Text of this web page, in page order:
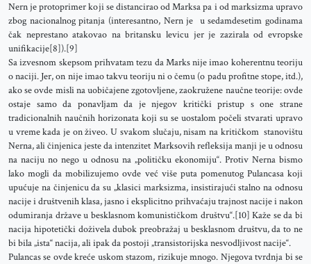
Nern je protoprimer koji se distancirao od Marksa pa i od marksizma upravo
zbog nacionalnog pitanja (interesantno, Nern je u sedamdesetim godinama
čak neprestano atakovao na britansku levicu jer je zazirala od evropske
unifikacije[8]).[9]
Sa izvesnom skepsom prihvatam tezu da Marks nije imao koherentnu teoriju
o naciji. Jer, on nije imao takvu teoriju ni o čemu (o padu profitne stope, itd.),
ako se ovde misli na uobičajene zgotovljene, zaokružene naučne teorije: ovde
ostaje samo da ponavljam da je njegov kritički pristup s one strane
tradicionalnih naučnih horizonata koji su se uostalom počeli stvarati upravo
u vreme kada je on živeo. U svakom slučaju, nisam na kritičkom stanovištu
Nerna, ali činjenica jeste da intenzitet Marksovih refleksija manji je u odnosu
na naciju no nego u odnosu na „političku ekonomiju“. Protiv Nerna bismo
lako mogli da mobilizujemo ovde već više puta pomenutog Pulancasa koji
upućuje na činjenicu da su „klasici marksizma, insistirajući stalno na odnosu
nacije i društvenih klasa, jasno i eksplicitno prihvaćaju trajnost nacije i nakon
odumiranja države u besklasnom komunističkom društvu“.[10] Kaže se da bi
nacija hipotetički doživela dubok preobražaj u besklasnom društvu, da to ne
bi bila „ista“ nacija, ali ipak da postoji „transistorijska nesvodljivost nacije“.
Pulancas se ovde kreće uskom stazom, rizikuje mnogo. Njegova tvrdnja bi se